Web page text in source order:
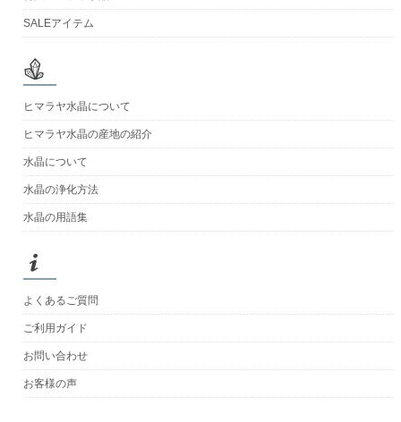
SALEアイテム
ヒマラヤ水晶について
ヒマラヤ水晶の産地の紹介
水晶について
水晶の浄化方法
水晶の用語集
よくあるご質問
ご利用ガイド
お問い合わせ
お客様の声